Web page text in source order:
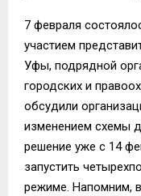
7 февраля
участием
Уфы, подрядной
городских и
обсудили
изменением схемы
решение уже с 14
запустить
режиме. Напомним,